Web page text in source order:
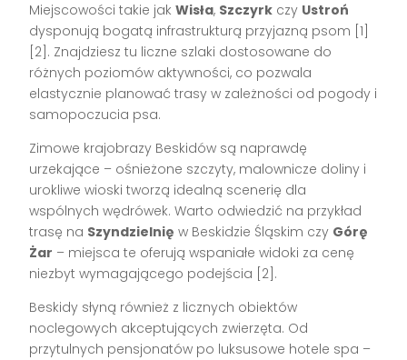
Miejscowości takie jakWisła, Szczyrk czy Ustroń
dysponują bogatą infrastrukturą przyjazną psom [1]
[2]. Znajdziesz tu liczne szlaki dostosowane do
różnych poziomów aktywności, co pozwala
elastycznie planować trasy w zależności od pogody i
samopoczucia psa.
Zimowe krajobrazy Beskidów są naprawdę
urzekające – ośnieżone szczyty, malownicze doliny i
urokliwe wioski tworzą idealną scenerię dla
wspólnych wędrówek. Warto odwiedzić na przykład
trasę na Szyndzielnię w Beskidzie Śląskim czy Górę
Żar – miejsca te oferują wspaniałe widoki za cenę
niezbyt wymagającego podejścia [2].
Beskidy słyną również z licznych obiektów
noclegowych akceptujących zwierzęta. Od
przytulnych pensjonatów po luksusowe hotele spa –